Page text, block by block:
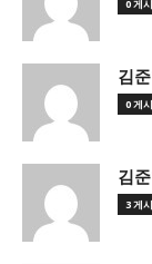
0 게
김
0 게
김
3 게